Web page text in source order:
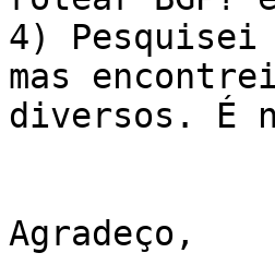
4) Pesquisei
mas
diversos. É
Agradeço,